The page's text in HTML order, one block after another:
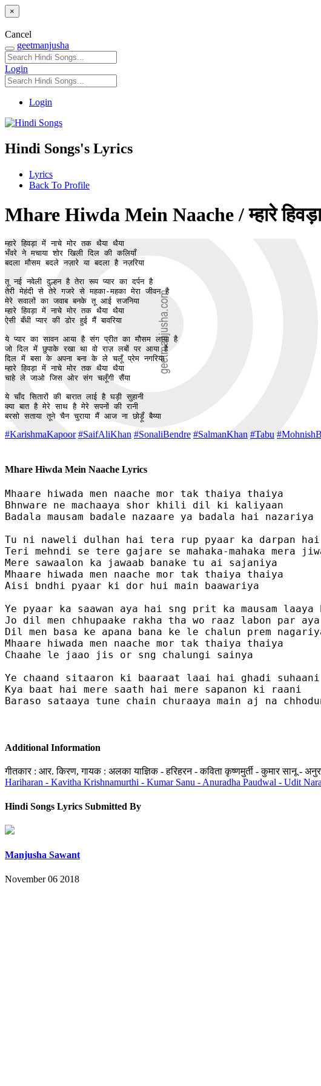
×
Cancel
geetmanjusha
Login
Login
Hindi Songs's Lyrics
Lyrics
Back To Profile
Mhare Hiwda Mein Naache / म्हारे
म्हारे हिवड़ा में नाचे मोर तक थैया थैया
भँवरे ने मचाया शोर खिली दिल की कलियाँ
बदला मौसम बदले नज़ारे या बदला है नज़रिया
तू नई नवेली दुल्हन है तेरा रूप प्यार का दर्पन है
तेरी मेहंदी से तेरे गजरे से महका-महका मेरा जीवन है
मेरे सवालों का जवाब बनके तू आई सजनिया
म्हारे हिवड़ा में नाचे मोर तक थैया थैया
ऐसी बँधी प्यार की डोर हुई मैं बावरिया
ये प्यार का सावन आया है संग प्रीत का मौसम लाया है
जो दिल में छुपाके रखा था वो राज़ लबों पर आया है
दिल में बसा के अपना बना के ले चलूँ प्रेम नगरिया
म्हारे हिवड़ा में नाचे मोर तक थैया थैया
चाहे ले जाओ जिस ओर संग चलूँगी सैंया
ये चाँद सितारों की बारात लाई है घड़ी सुहानी
क्या बात है मेरे साथ है मेरे सपनों की रानी
बरसो सताया तूने चैन चुराया मैं आज ना छोड़ूँ बैय्या
#KarishmaKapoor #SaifAliKhan #SonaliBendre #SalmanKhan #Tabu
Mhare Hiwda Mein Naache Lyrics
Mhaare hiwada men naache mor tak thaiya thaiya
Bhnware ne machaaya shor khili dil ki kaliyaan
Badala mausam badale nazaare ya badala hai nazariya
Tu ni naweli dulhan hai tera rup pyaar ka darpan hai
Teri mehndi se tere gajare se mahaka-mahaka mera
Mere sawaalon ka jawaab banake tu ai sajaniya
Mhaare hiwada men naache mor tak thaiya thaiya
Aisi bndhi pyaar ki dor hui main baawariya
Ye pyaar ka saawan aya hai sng prit ka mausam laaya
Jo dil men chhupaake rakha tha wo raaz labon par
Dil men basa ke apana bana ke le chalun prem
Mhaare hiwada men naache mor tak thaiya thaiya
Chaahe le jaao jis or sng chalungi sainya
Ye chaand sitaaron ki baaraat laai hai ghadi suhaani
Kya baat hai mere saath hai mere sapanon ki raani
Baraso sataaya tune chain churaaya main aj na
Additional Information
गीतकार : आर. किरण, गायक : अलका याज्ञिक - हरिहरन - कविता कृष्णमुर्ती - कुमार सानू -
Hariharan - Kavitha Krishnamurthi - Kumar Sanu - Anuradha Paudwal - Udit
Hindi Songs Lyrics Submitted By
Manjusha Sawant
November 06 2018